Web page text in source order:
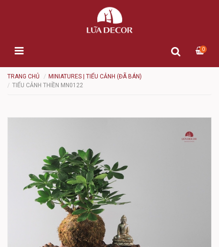
0
TRANG CHỦ
MINIATURES | TIỂU CẢNH (ĐÃ BÁN)
TIỂU CẢNH THIỀN MN0122